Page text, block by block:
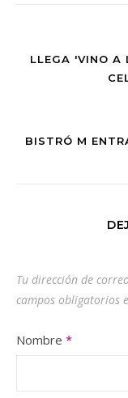
LLEGA 'VINO A
BISTRÓ M
Tu dirección de
campos obligatorios
Nombre *